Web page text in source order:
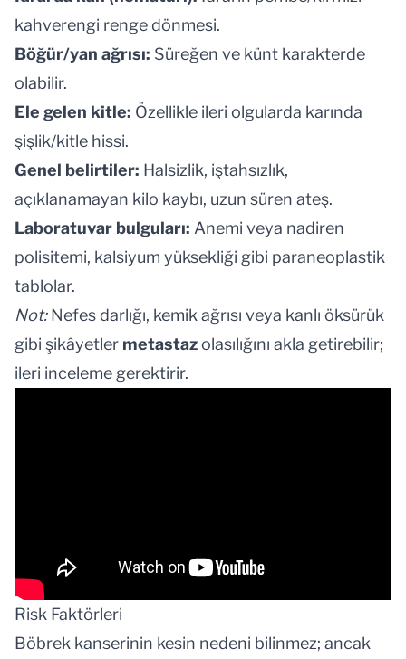
kahverengi renge dönmesi.
Böğür/yan ağrısı: Süreğen ve künt karakterde
olabilir.
Ele gelen kitle: Özellikle ileri olgularda karında
şişlik/kitle hissi.
Genel belirtiler: Halsizlik, iştahsızlık,
açıklanamayan kilo kaybı, uzun süren ateş.
Laboratuvar bulguları: Anemi veya nadiren
polisitemi, kalsiyum yüksekliği gibi paraneoplastik
tablolar.
Not:Nefes darlığı, kemik ağrısı veya kanlı öksürük
gibi şikâyetler metastazolasılığını akla getirebilir;
ileri inceleme gerektirir.
Risk Faktörleri
Böbrek kanserinin kesin nedeni bilinmez; ancak